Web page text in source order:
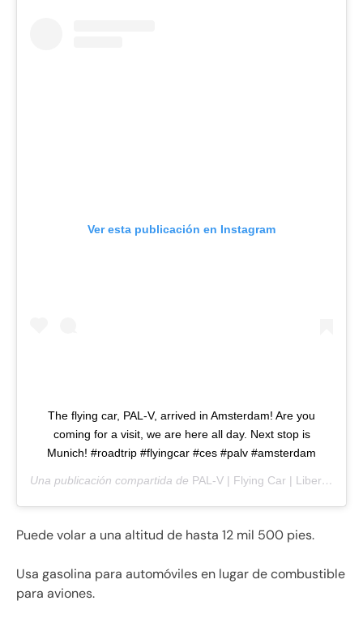
Ver esta publicación en Instagram
The flying car, PAL-V, arrived in Amsterdam! Are you
coming for a visit, we are here all day. Next stop is
Munich! #roadtrip #flyingcar #ces #palv #amsterdam
Una publicación compartida de PAL-V | Flying Car | Liberty
Puede volar a una altitud de hasta 12 mil 500 pies.
Usa gasolina para automóviles en lugar de combustible
para aviones.